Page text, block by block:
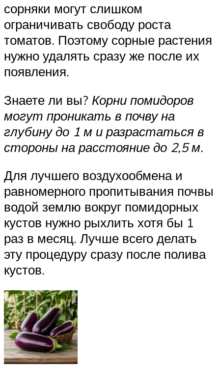
сорняки могут слишком
ограничивать свободу роста
томатов. Поэтому сорные растения
нужно удалять сразу же после их
появления.
Знаете ли вы? Корни помидоров
могут проникать в почву на
глубину до 1 м и разрастаться в
стороны на расстояние до 2,5 м.
Для лучшего воздухообмена и
равномерного пропитывания почвы
водой землю вокруг помидорных
кустов нужно рыхлить хотя бы 1
раз в месяц. Лучше всего делать
эту процедуру сразу после полива
кустов.